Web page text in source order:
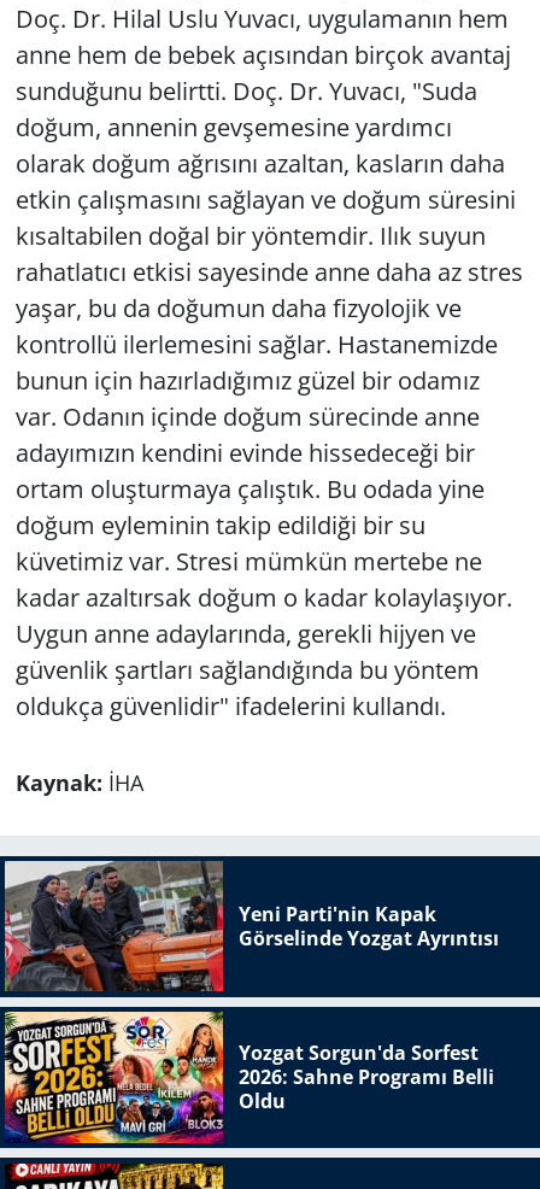
Doç. Dr. Hilal Uslu Yuvacı, uygulamanın hem
anne hem de bebek açısından birçok avantaj
sunduğunu belirtti. Doç. Dr. Yuvacı, "Suda
doğum, annenin gevşemesine yardımcı
olarak doğum ağrısını azaltan, kasların daha
etkin çalışmasını sağlayan ve doğum süresini
kısaltabilen doğal bir yöntemdir. Ilık suyun
rahatlatıcı etkisi sayesinde anne daha az stres
yaşar, bu da doğumun daha fizyolojik ve
kontrollü ilerlemesini sağlar. Hastanemizde
bunun için hazırladığımız güzel bir odamız
var. Odanın içinde doğum sürecinde anne
adayımızın kendini evinde hissedeceği bir
ortam oluşturmaya çalıştık. Bu odada yine
doğum eyleminin takip edildiği bir su
küvetimiz var. Stresi mümkün mertebe ne
kadar azaltırsak doğum o kadar kolaylaşıyor.
Uygun anne adaylarında, gerekli hijyen ve
güvenlik şartları sağlandığında bu yöntem
oldukça güvenlidir" ifadelerini kullandı.
Kaynak: İHA
Yeni Parti'nin Kapak
Görselinde Yozgat Ayrıntısı
Yozgat Sorgun'da Sorfest
2026: Sahne Programı Belli
Oldu